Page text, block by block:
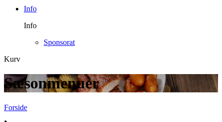
Info
Info
Sponsorat
Kurv
Sæsonmenuer
Forside